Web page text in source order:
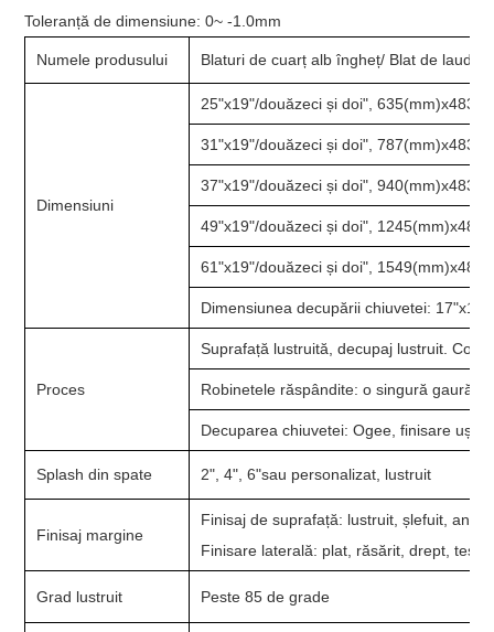
Toleranță de dimensiune: 0~ -1.0mm
Numele produsului Blaturi de cuarț alb îngheț/ Blat de laudă
Dimensiuni
25"x19"/douăzeci și doi",
31"x19"/douăzeci și doi",
37"x19"/douăzeci și doi",
49"x19"/douăzeci și doi",
61"x19"/douăzeci și doi",
Dimensiunea decupării chiuvetei:
Proces
Suprafață lustruită, decupaj lustruit.
Robinetele răspândite: o singură
Decuparea chiuvetei: Ogee, finisare
Splash din spate 2", 4", 6"sau personalizat, lustruit
Finisaj margine
Finisaj de suprafață: lustruit, șlefuit,
Finisare laterală: plat, răsărit, drept,
Grad lustruit Peste 85 de grade